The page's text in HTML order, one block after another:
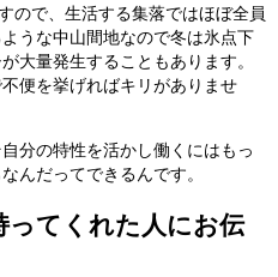
ので、生活する集落ではほぼ全員
うな中山間地なので冬は氷点下
大量発生することもあります。
便を挙げればキリがありませ
分の特性を活かし働くにはもっ
んだってできるんです。
てくれた人にお伝